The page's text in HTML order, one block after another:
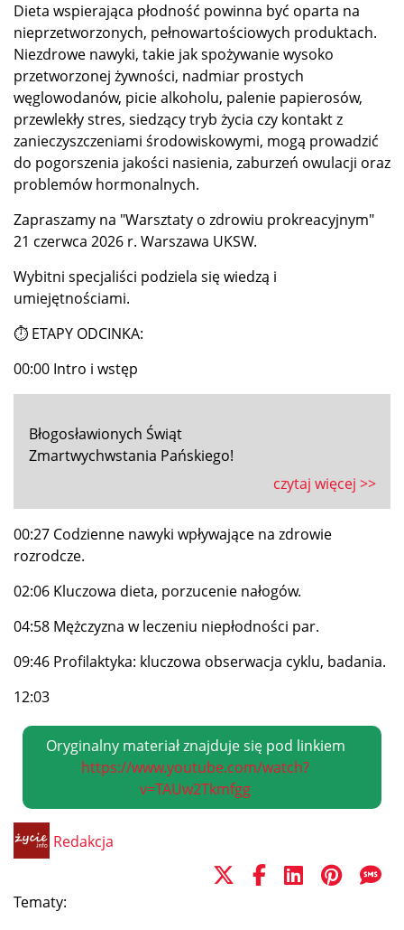
Dieta wspierająca płodność powinna być oparta na
nieprzetworzonych, pełnowartościowych produktach.
Niezdrowe nawyki, takie jak spożywanie wysoko
przetworzonej żywności, nadmiar prostych
węglowodanów, picie alkoholu, palenie papierosów,
przewlekły stres, siedzący tryb życia czy kontakt z
zanieczyszczeniami środowiskowymi, mogą prowadzić
do pogorszenia jakości nasienia, zaburzeń owulacji oraz
problemów hormonalnych.
Zapraszamy na "Warsztaty o zdrowiu prokreacyjnym"
21 czerwca 2026 r. Warszawa UKSW.
Wybitni specjaliści podziela się wiedzą i
umiejętnościami.
⏱ ETAPY ODCINKA:
00:00 Intro i wstęp
Błogosławionych Świąt
Zmartwychwstania Pańskiego!
czytaj więcej >>
00:27 Codzienne nawyki wpływające na zdrowie
rozrodcze.
02:06 Kluczowa dieta, porzucenie nałogów.
04:58 Mężczyzna w leczeniu niepłodności par.
09:46 Profilaktyka: kluczowa obserwacja cyklu, badania.
12:03
Oryginalny materiał znajduje się pod linkiem
https://www.youtube.com/watch?
v=TAUw2Tkmfgg
Redakcja
Tematy: